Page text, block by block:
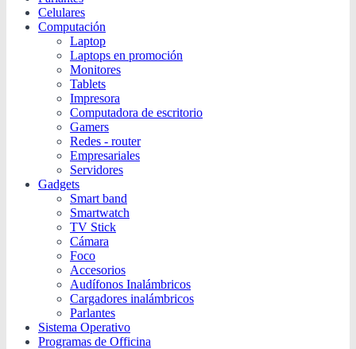
Celulares
Computación
Laptop
Laptops en promoción
Monitores
Tablets
Impresora
Computadora de escritorio
Gamers
Redes - router
Empresariales
Servidores
Gadgets
Smart band
Smartwatch
TV Stick
Cámara
Foco
Accesorios
Audífonos Inalámbricos
Cargadores inalámbricos
Parlantes
Sistema Operativo
Programas de Officina